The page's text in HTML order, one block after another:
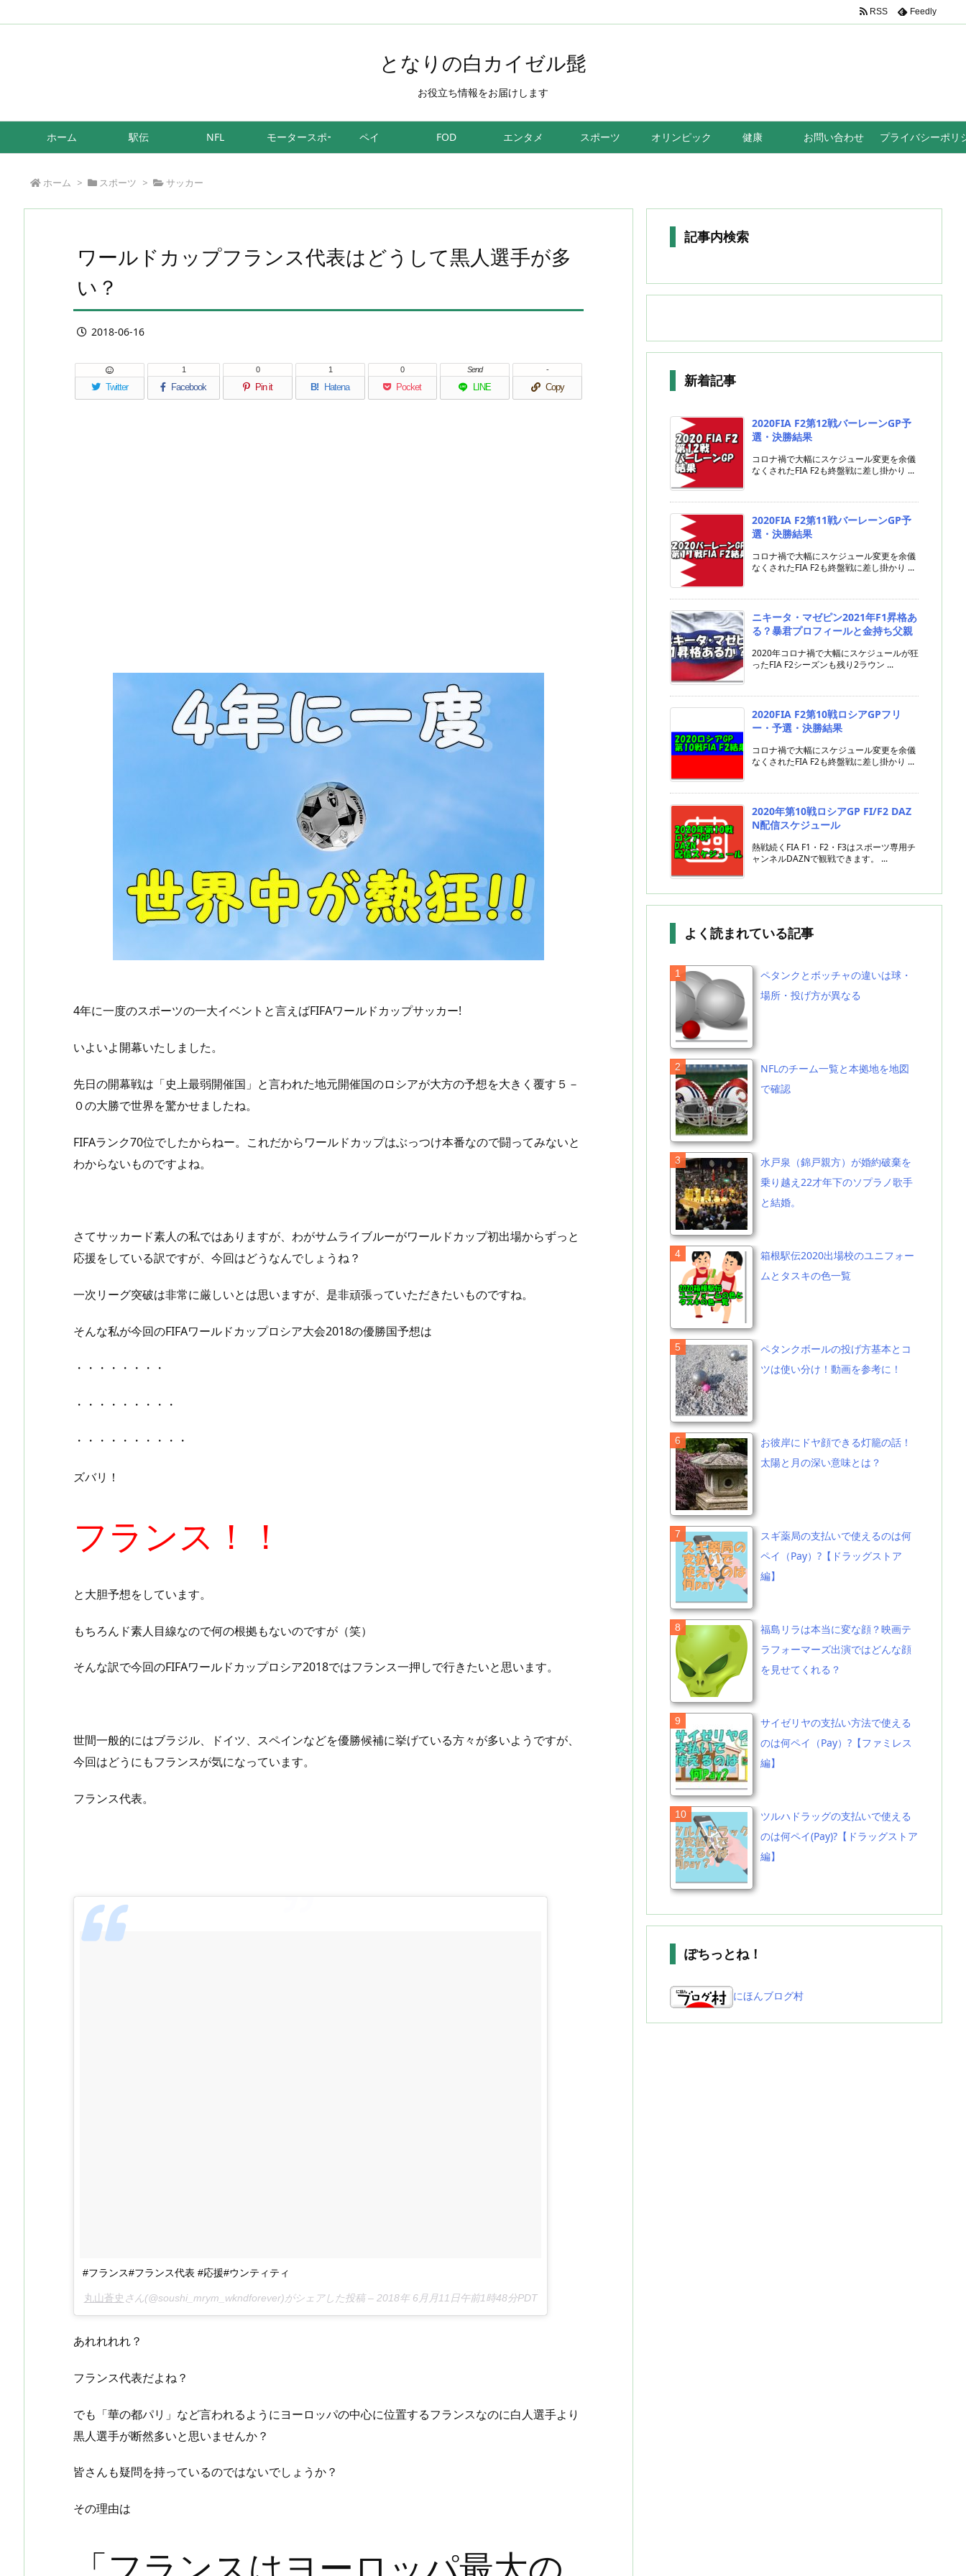
となりの白カイゼル髭
お役立ち情報をお届けします
ホーム 駅伝 NFL モータースポーツ ペイ FOD エンタメ スポーツ オリンピック 健康 お問い合わせ プライバシーポリ
RSS Feedly
ホーム > スポーツ > サッカー
ワールドカップフランス代表はどうして黒人選手が多
い？
2018-06-16
Twitter Facebook
1
Pin it
0
B! Hatena
1
Pocket
0
LINE
Send
Copy
-
4年に一度のスポーツの一大イベントと言えばFIFAワールドカップサッカー!
いよいよ開幕いたしました。
先日の開幕戦は「史上最弱開催国」と言われた地元開催国のロシアが大方の予想を大きく覆す５－
０の大勝で世界を驚かせましたね。
FIFAランク70位でしたからねー。これだからワールドカップはぶっつけ本番なので闘ってみないと
わからないものですよね。
さてサッカード素人の私ではありますが、わがサムライブルーがワールドカップ初出場からずっと
応援をしている訳ですが、今回はどうなんでしょうね？
一次リーグ突破は非常に厳しいとは思いますが、是非頑張っていただきたいものですね。
そんな私が今回のFIFAワールドカップロシア大会2018の優勝国予想は
・・・・・・・・
・・・・・・・・・
・・・・・・・・・・
ズバリ！
フランス！！
と大胆予想をしています。
もちろんド素人目線なので何の根拠もないのですが（笑）
そんな訳で今回のFIFAワールドカップロシア2018ではフランス一押しで行きたいと思います。
世間一般的にはブラジル、ドイツ、スペインなどを優勝候補に挙げている方々が多いようですが、
今回はどうにもフランスが気になっています。
フランス代表。
#フランス#フランス代表 #応援#ウンティティ
丸山蒼史 さん(@soushi_mrym_wkndforever)がシェアした投稿 – 2018年 6月月11日午前1時48分PDT
あれれれれ？
フランス代表だよね？
でも「華の都パリ」など言われるようにヨーロッパの中心に位置するフランスなのに白人選手より
黒人選手が断然多いと思いませんか？
皆さんも疑問を持っているのではないでしょうか？
その理由は
記事内検索
新着記事
2020FIA F2第12戦バーレーンGP予
選・決勝結果
コロナ禍で大幅にスケジュール変更を余儀
なくされたFIA F2も終盤戦に差し掛かり ...
2020FIA F2第11戦バーレーンGP予
選・決勝結果
コロナ禍で大幅にスケジュール変更を余儀
なくされたFIA F2も終盤戦に差し掛かり ...
ニキータ・マゼピン2021年F1昇格あ
る？暴君プロフィールと金持ち父親
2020年コロナ禍で大幅にスケジュールが狂
ったFIA F2シーズンも残り2ラウン ...
2020FIA F2第10戦ロシアGPフリ
ー・予選・決勝結果
コロナ禍で大幅にスケジュール変更を余儀
なくされたFIA F2も終盤戦に差し掛かり ...
2020年第10戦ロシアGP FI/F2 DAZ
N配信スケジュール
熱戦続くFIA F1・F2・F3はスポーツ専用チ
ャンネルDAZNで観戦できます。 ...
よく読まれている記事
ペタンクとボッチャの違いは球・
場所・投げ方が異なる
NFLのチーム一覧と本拠地を地図
で確認
水戸泉（錦戸親方）が婚約破棄を
乗り越え22才年下のソプラノ歌手
と結婚。
箱根駅伝2020出場校のユニフォー
ムとタスキの色一覧
ペタンクボールの投げ方基本とコ
ツは使い分け！動画を参考に！
お彼岸にドヤ顔できる灯籠の話！
太陽と月の深い意味とは？
スギ薬局の支払いで使えるのは何
ペイ（Pay）?【ドラッグストア
編】
福島リラは本当に変な顔？映画テ
ラフォーマーズ出演ではどんな顔
を見せてくれる？
サイゼリヤの支払い方法で使える
のは何ペイ（Pay）?【ファミレス
編】
ツルハドラッグの支払いで使える
のは何ペイ(Pay)?【ドラッグストア
編】
ぽちっとね！
にほんブログ村